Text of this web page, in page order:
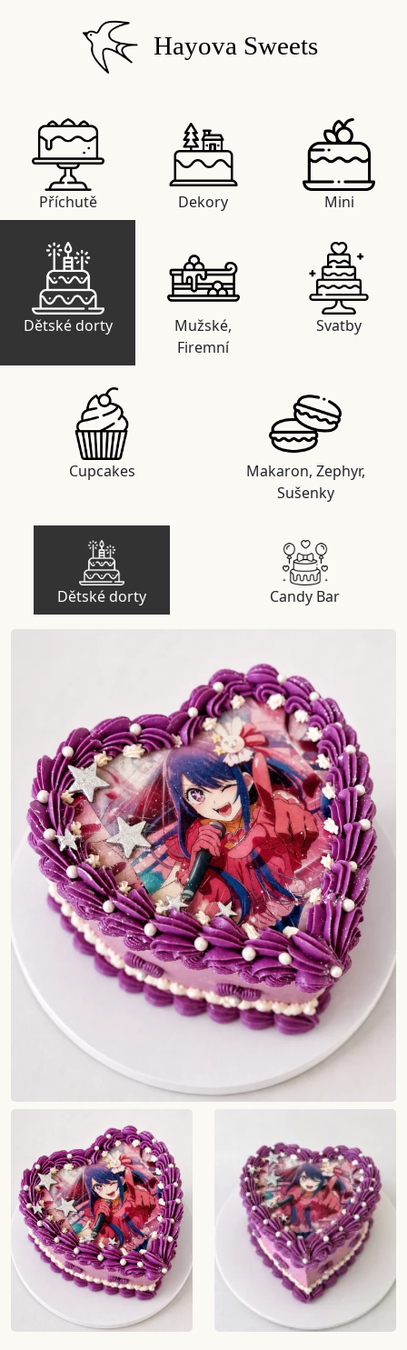
Hayova Sweets
Příchutě Dekory Mini
Dětské dorty
Mužské,
Firemní
Svatby
Cupcakes
Makaron, Zephyr,
Sušenky
Dětské dorty Candy Bar